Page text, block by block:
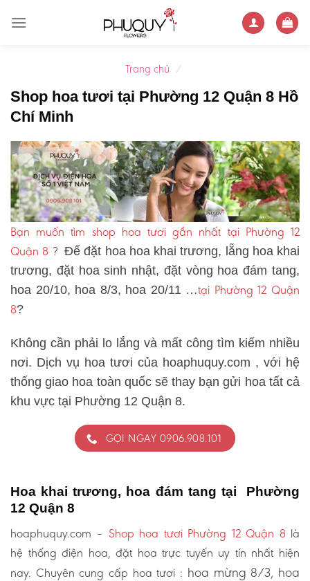
Trang chủ /
Shop hoa tươi tại Phường 12 Quận 8 Hồ
Chí Minh
Bạn muốn tìm shop hoa tươi gần nhất tại Phường 12
Quận 8 ?Để đặt hoa hoa khai trương, lẵng hoa khai
trương, đặt hoa sinh nhật, đặt vòng hoa đám tang,
hoa 20/10, hoa 8/3, hoa 20/11 …tại Phường 12 Quận
8?
Không cần phải lo lắng và mất công tìm kiếm nhiều
nơi. Dịch vụ hoa tươi của hoaphuquy.com , với hệ
thống giao hoa toàn quốc sẽ thay bạn gửi hoa tất cả
khu vực tại Phường 12 Quận 8.
GỌI NGAY 0906.908.101
Hoa khai trương, hoa đám tang tại Phường
12 Quận 8
hoaphuquy.com – Shop hoa tươi Phường 12 Quận 8 là
hệ thống điện hoa, đặt hoa trực tuyến uy tín nhất hiện
nay. Chuyên cung cấp hoa tươi : hoa mừng 8/3, hoa